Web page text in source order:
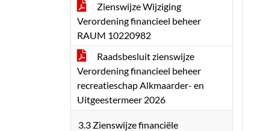
Zienswijze Wijziging
Verordening financieel beheer
RAUM 10220982
Raadsbesluit zienswijze
Verordening financieel beheer
recreatieschap Alkmaarder- en
Uitgeestermeer 2026
3.3 Zienswijze financiële